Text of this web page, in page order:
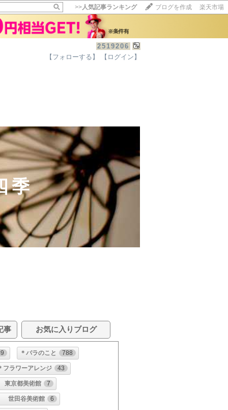
>>人気記事ランキング ブログを作成 楽天市場
2519206
【フォローする】 【ログイン】
季
事 お気に入りブログ
＊バラのこと 788
フラワーアレンジ 43
東京都美術館 7
世田谷美術館 6